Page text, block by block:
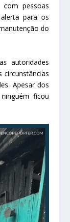
pessoas
para os
do
autoridades
circunstâncias
Apesar dos
ficou